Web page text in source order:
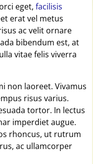
eget, facilisis
erat vel metus
ac velit ornare
bibendum est, at
vitae felis viverra
non laoreet. Vivamus
risus varius.
tortor. In lectus
imperdiet augue.
rhoncus, ut rutrum
ac ullamcorper